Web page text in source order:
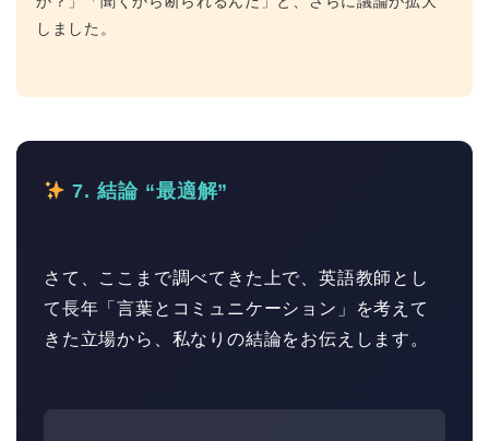
しました。
7. 結論 “最適解”
さて、ここまで調べてきた上で、英語教師とし
て長年「言葉とコミュニケーション」を考えて
きた立場から、私なりの結論をお伝えします。